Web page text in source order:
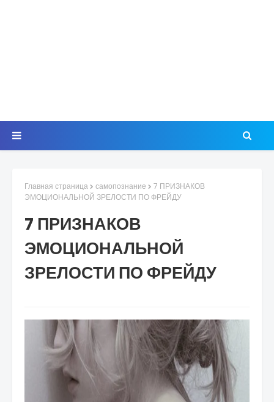
Главная страница самопознание
7 ПРИЗНАКОВ
ЭМОЦИОНАЛЬНОЙ ЗРЕЛОСТИ ПО ФРЕЙДУ
7 ПРИЗНАКОВ
ЭМОЦИОНАЛЬНОЙ
ЗРЕЛОСТИ ПО ФРЕЙДУ